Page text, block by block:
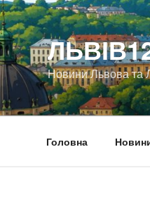
Новини Львова та
Головна